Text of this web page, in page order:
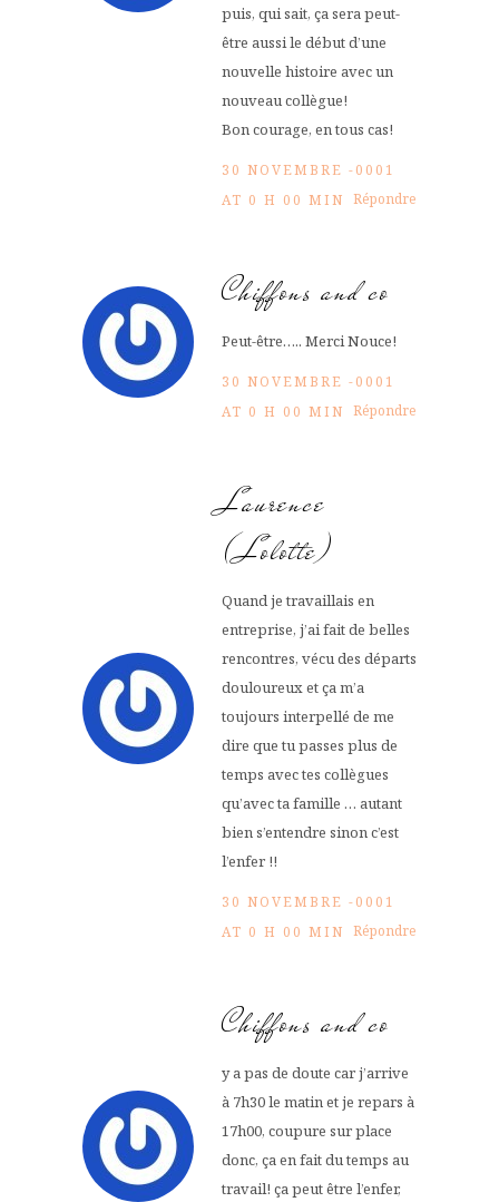
puis, qui sait, ça sera peut-
être aussi le début d’une
nouvelle histoire avec un
nouveau collègue!
Bon courage, en tous cas!
30 NOVEMBRE -0001
AT 0 H 00 MIN Répondre
Chiffons and co
Peut-être….. Merci Nouce!
30 NOVEMBRE -0001
AT 0 H 00 MIN Répondre
Laurence
(Lolotte)
Quand je travaillais en
entreprise, j’ai fait de belles
rencontres, vécu des départs
douloureux et ça m’a
toujours interpellé de me
dire que tu passes plus de
temps avec tes collègues
qu’avec ta famille … autant
bien s’entendre sinon c’est
l’enfer !!
30 NOVEMBRE -0001
AT 0 H 00 MIN Répondre
Chiffons and co
y a pas de doute car j’arrive
à 7h30 le matin et je repars à
17h00, coupure sur place
donc, ça en fait du temps au
travail! ça peut être l’enfer,